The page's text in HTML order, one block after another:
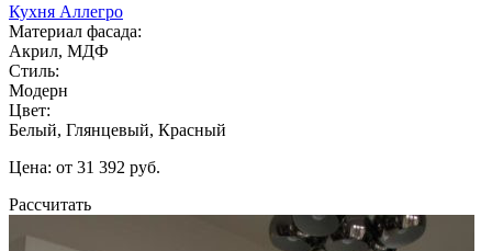
Кухня Аллегро
Материал фасада:
Акрил, МДФ
Стиль:
Модерн
Цвет:
Белый, Глянцевый, Красный
Цена: от 31 392 руб.
Рассчитать